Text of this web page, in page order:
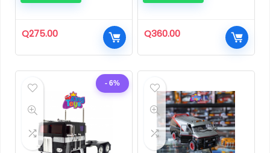
Q275.00 Q360.00
- 6%